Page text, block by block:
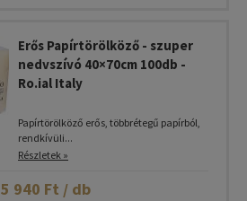
Erős Papírtörölköző - szuper
nedvszívó 40×70cm 100db -
Ro.ial Italy
Papírtörölköző erős, többrétegű papírból,
rendkívüli...
Részletek »
5 940 Ft / db